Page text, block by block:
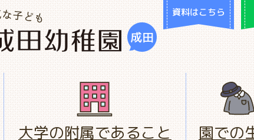
資料はこちら
大学の附属であること 園での